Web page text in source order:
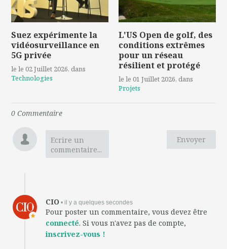
Suez expérimente la
vidéosurveillance en
5G privée
le le 02 Juillet 2026, dans
Technologies
L'US Open de golf, des
conditions extrêmes
pour un réseau
résilient et protégé
le le 01 Juillet 2026, dans
Projets
0 Commentaire
Envoyer
Ecrire un
commentaire...
CIO • il y a quelques secondes
Pour poster un commentaire, vous devez être
connecté. Si vous n'avez pas de compte,
inscrivez-vous !